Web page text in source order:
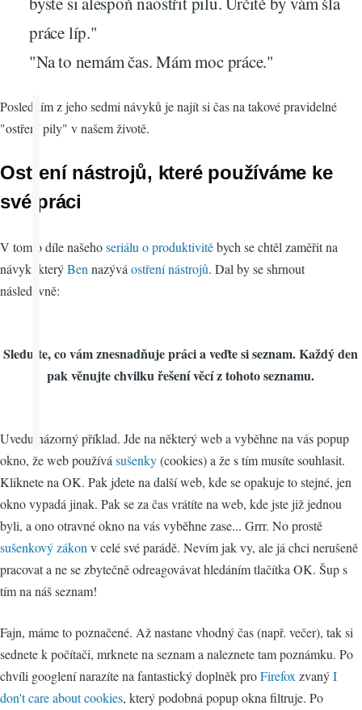
práce líp."
"Na to nemám čas. Mám moc práce."
Posledním z jeho sedmi návyků je najít si čas na takové pravidelné
"ostření pily" v našem životě.
Ostření nástrojů, které používáme ke
své práci
V tomto díle našehoseriálu o produktivitěbych se chtěl zaměřit na
návyk, kterýBen nazývá ostření nástrojů. Dal by se shrnout
následovně:
Sledujte, co vám znesnadňuje práci a veďte si seznam. Každý den
pak věnujte chvilku řešení věcí z tohoto seznamu.
Uvedu názorný příklad. Jde na některý web a vyběhne na vás popup
okno, že web používá sušenky(cookies) a že s tím musíte souhlasit.
Kliknete na OK. Pak jdete na další web, kde se opakuje to stejné, jen
okno vypadá jinak. Pak se za čas vrátíte na web, kde jste již jednou
byli, a ono otravné okno na vás vyběhne zase... Grrr. No prostě
sušenkový zákon v celé své parádě. Nevím jak vy, ale já chci nerušeně
pracovat a ne se zbytečně odreagovávat hledáním tlačítka OK. Šup s
tím na náš seznam!
Fajn, máme to poznačené. Až nastane vhodný čas (např. večer), tak si
sednete k počítači, mrknete na seznam a naleznete tam poznámku. Po
chvíli googlení narazíte na fantastický doplněk proFirefox zvanýI
don't care about cookies, který podobná popup okna filtruje. Po